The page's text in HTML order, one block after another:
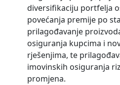
diversifikaciju portfelja
povećanja premije po
prilagođavanje
osiguranja kupcima i
rješenjima, te
imovinskih osiguranja
promjena.